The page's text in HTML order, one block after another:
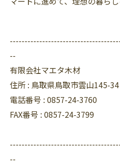
--
有限会社マエタ木材
住所 : 鳥取県鳥取市雲山145-
電話番号 : 0857-24-3760
FAX番号 : 0857-24-3799
--